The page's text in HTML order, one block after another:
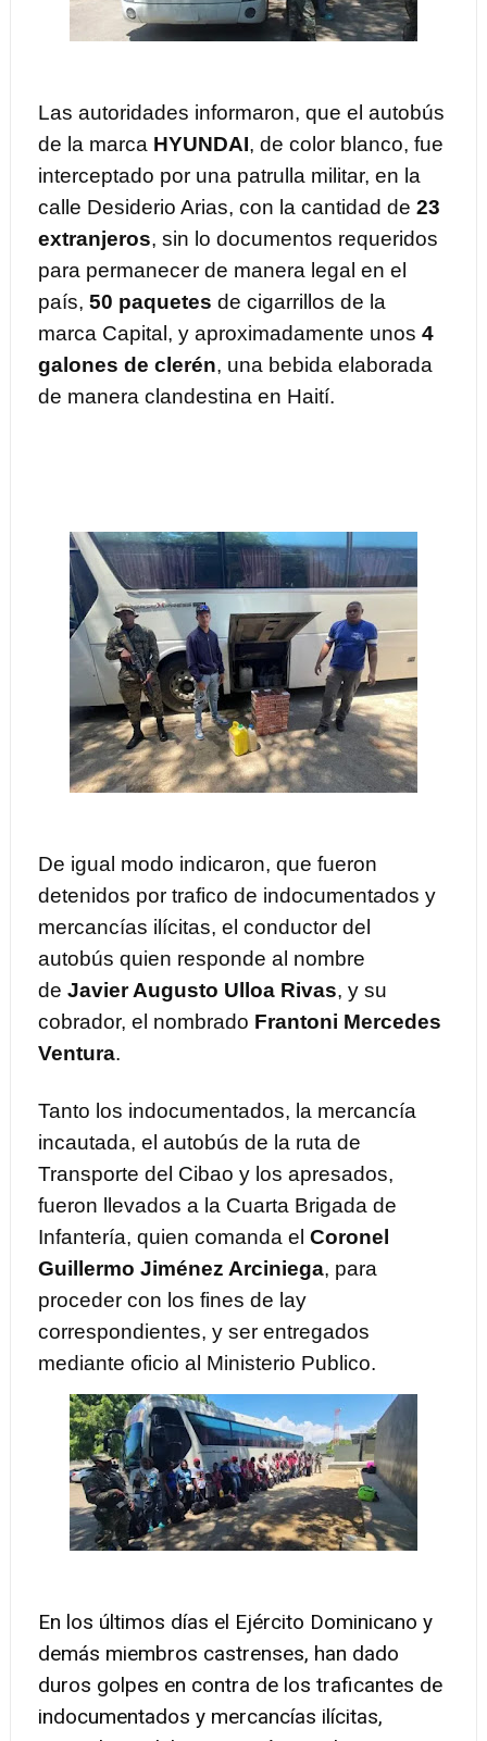
Las autoridades informaron, que el autobús
de la marca HYUNDAI, de color blanco, fue
interceptado por una patrulla militar, en la
calle Desiderio Arias, con la cantidad de 23
extranjeros, sin lo documentos requeridos
para permanecer de manera legal en el
país, 50 paquetes de cigarrillos de la
marca Capital, y aproximadamente unos 4
galones de clerén, una bebida elaborada
de manera clandestina en Haití.
De igual modo indicaron, que fueron
detenidos por trafico de indocumentados y
mercancías ilícitas, el conductor del
autobús quien responde al nombre
de Javier Augusto Ulloa Rivas, y su
cobrador, el nombrado Frantoni Mercedes
Ventura.
Tanto los indocumentados, la mercancía
incautada, el autobús de la ruta de
Transporte del Cibao y los apresados,
fueron llevados a la Cuarta Brigada de
Infantería, quien comanda el Coronel
Guillermo Jiménez Arciniega, para
proceder con los fines de lay
correspondientes, y ser entregados
mediante oficio al Ministerio Publico.
En los últimos días el Ejército Dominicano y
demás miembros castrenses, han dado
duros golpes en contra de los traficantes de
indocumentados y mercancías ilícitas,